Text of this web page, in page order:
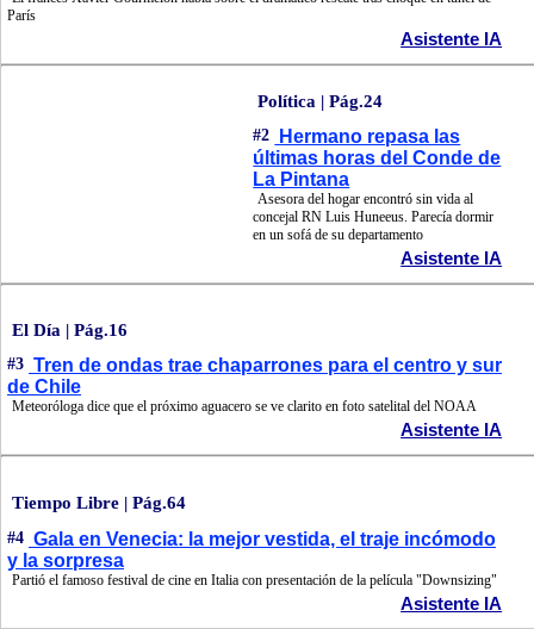
París
Asistente IA
Política | Pág.24
#2
Hermano repasa las
últimas horas del Conde de
La Pintana
Asesora del hogar encontró sin vida al
concejal RN Luis Huneeus. Parecía dormir
en un sofá de su departamento
Asistente IA
El Día | Pág.16
#3 Tren de ondas trae chaparrones para el centro y sur
de Chile
Meteoróloga dice que el próximo aguacero se ve clarito en foto satelital del NOAA
Asistente IA
Tiempo Libre | Pág.64
#4 Gala en Venecia: la mejor vestida, el traje incómodo
y la sorpresa
Partió el famoso festival de cine en Italia con presentación de la película "Downsizing"
Asistente IA